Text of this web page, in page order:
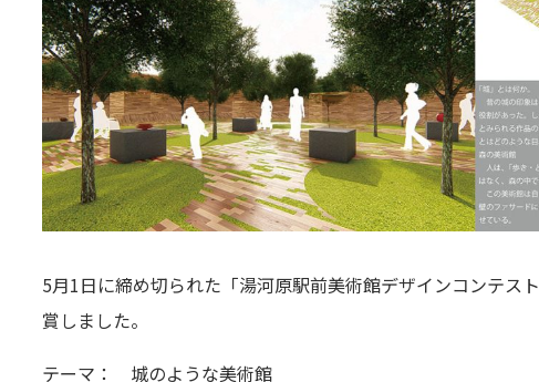
5月1日に締め切られた「湯河原駅前美術館デザインコンテスト
賞しました。
テーマ： 城のような美術館